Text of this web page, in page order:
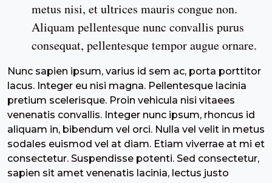
metus nisi, et ultrices mauris congue non.
Aliquam pellentesque nunc convallis purus
consequat, pellentesque tempor augue ornare.
Nunc sapien ipsum, varius id sem ac, porta porttitor
lacus. Integer eu nisi magna. Pellentesque lacinia
pretium scelerisque. Proin vehicula nisi vitaees
venenatis convallis. Integer nunc ipsum, rhoncus id
aliquam in, bibendum vel orci. Nulla vel velit in metus
sodales euismod vel at diam. Etiam viverrae at mi et
consectetur. Suspendisse potenti. Sed consectetur,
sapien sit amet venenatis lacinia, lectus justo